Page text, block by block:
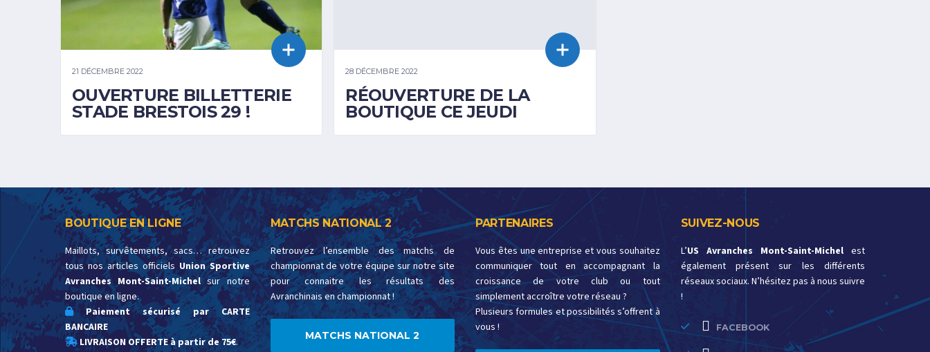
21 DÉCEMBRE 2022
OUVERTURE BILLETTERIE
STADE BRESTOIS 29 !
28 DÉCEMBRE 2022
RÉOUVERTURE DE LA
BOUTIQUE CE JEUDI
BOUTIQUE EN LIGNE
Maillots, survêtements, sacs… retrouvez
tous nos articles officiels Union Sportive
Avranches Mont-Saint-Michelsur notre
boutique en ligne.
Paiement sécurisé par CARTE
BANCAIRE
LIVRAISON OFFERTE à partir de 75€.
MATCHS NATIONAL 2
Retrouvez l’ensemble des matchs de
championnat de votre équipe sur notre site
pour connaitre les résultats des
Avranchinais en championnat !
MATCHS NATIONAL 2
PARTENAIRES
Vous êtes une entreprise et vous souhaitez
communiquer tout en accompagnant la
croissance de votre club ou tout
simplement accroître votre réseau ?
Plusieurs formules et possibilités s’offrent à
vous !
SUIVEZ-NOUS
L’US Avranches Mont-Saint-Michelest
également présent sur les différents
réseaux sociaux. N’hésitez pas à nous suivre
!
FACEBOOK